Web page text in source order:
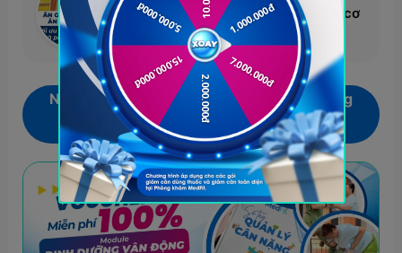
hóa quá trình đốt mỡ và phát triển cơ
Nhận ngay voucher Miễn phí 100%áp dụng
cho Module dinh dưỡng vận động